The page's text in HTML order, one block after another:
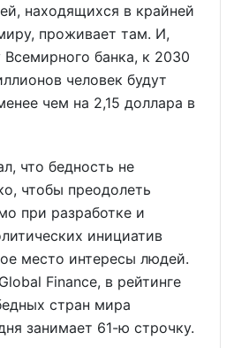
находящихся в крайней
проживает там. И,
Всемирного банка, к 2030
человек будут
чем на 2,15 доллара в
что бедность не
чтобы преодолеть
при разработке и
инициатив
место интересы людей.
Finance, в рейтинге
стран мира
занимает 61-ю строчку.